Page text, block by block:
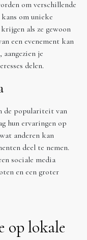
om verschillende
om unieke
als ze gewoon
een evenement kan
aangezien je
delen.
de populariteit van
hun ervaringen op
anderen kan
deel te nemen.
sociale media
en een groter
op lokale